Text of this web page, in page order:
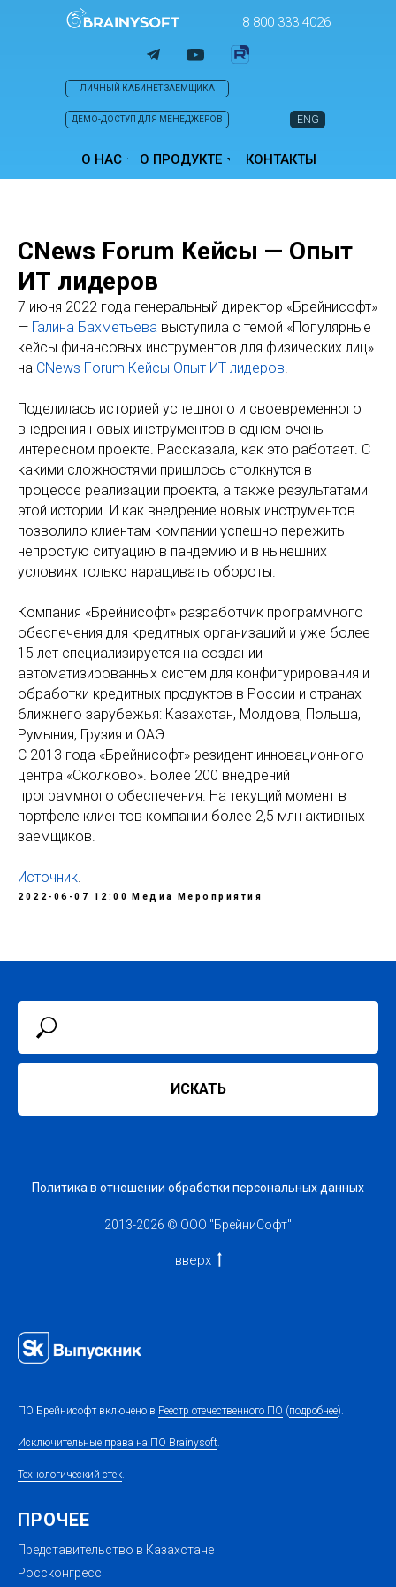
8 800 333 4026
ENG
КОНТАКТЫ
О ПРОДУКТЕ
О НАС
ЛИЧНЫЙ КАБИНЕТ ЗАЕМЩИКА
ДЕМО-ДОСТУП ДЛЯ МЕНЕДЖЕРОВ
CNews Forum Кейсы — Опыт
ИТ лидеров
7 июня 2022 года генеральный директор «Брейнисофт»
— Галина Бахметьева выступила с темой «Популярные
кейсы финансовых инструментов для физических лиц»
на CNews Forum Кейсы Опыт ИТ лидеров.
Поделилась историей успешного и своевременного
внедрения новых инструментов в одном очень
интересном проекте. Рассказала, как это работает. С
какими сложностями пришлось столкнутся в
процессе реализации проекта, а также результатами
этой истории. И как внедрение новых инструментов
позволило клиентам компании успешно пережить
непростую ситуацию в пандемию и в нынешних
условиях только наращивать обороты.
Компания «Брейнисофт» разработчик программного
обеспечения для кредитных организаций и уже более
15 лет специализируется на создании
автоматизированных систем для конфигурирования и
обработки кредитных продуктов в России и странах
ближнего зарубежья: Казахстан, Молдова, Польша,
Румыния, Грузия и ОАЭ.
С 2013 года «Брейнисофт» резидент инновационного
центра «Сколково». Более 200 внедрений
программного обеспечения. На текущий момент в
портфеле клиентов компании более 2,5 млн активных
заемщиков.
Источник.
2022-06-07 12:00 Медиа Мероприятия
ИСКАТЬ
Политика в отношении обработки персональных данных
2013-2026 © ООО "БрейниСофт"
вверх
ПО Брейнисофт включено в Реестр отечественного ПО (подробнее).
Исключительные права на ПО Brainysoft
Технологический стек
ПРОЧЕЕ
Представительство в Казахстане
Россконгресс